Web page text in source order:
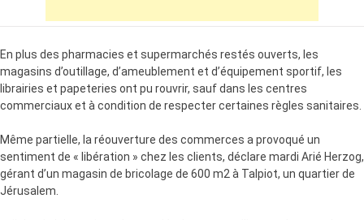
En plus des pharmacies et supermarchés restés ouverts, les
magasins d’outillage, d’ameublement et d’équipement sportif, les
librairies et papeteries ont pu rouvrir, sauf dans les centres
commerciaux et à condition de respecter certaines règles sanitaires.
Même partielle, la réouverture des commerces a provoqué un
sentiment de « libération » chez les clients, déclare mardi Arié Herzog,
gérant d’un magasin de bricolage de 600 m2 à Talpiot, un quartier de
Jérusalem.